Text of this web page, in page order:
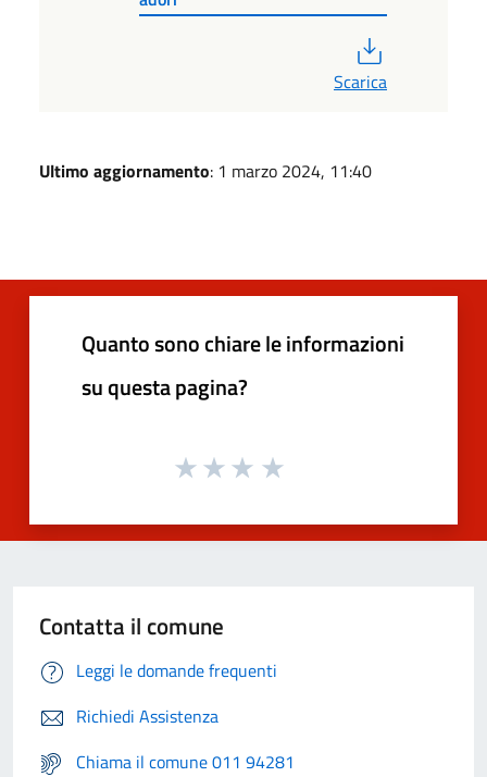
Scarica
Ultimo aggiornamento: 1 marzo 2024, 11:40
Quanto sono chiare le informazioni
su questa pagina?
Contatta il comune
Leggi le domande frequenti
Richiedi Assistenza
Chiama il comune 011 94281